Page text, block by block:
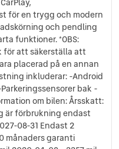
för en trygg och modern
och pendling
funktioner. *OBS:
för att säkerställa att
placerad på en annan
inkluderar: -Android
bak -
om bilen: Årsskatt:
är förbrukning endast
08-31 Endast 2
månaders garanti